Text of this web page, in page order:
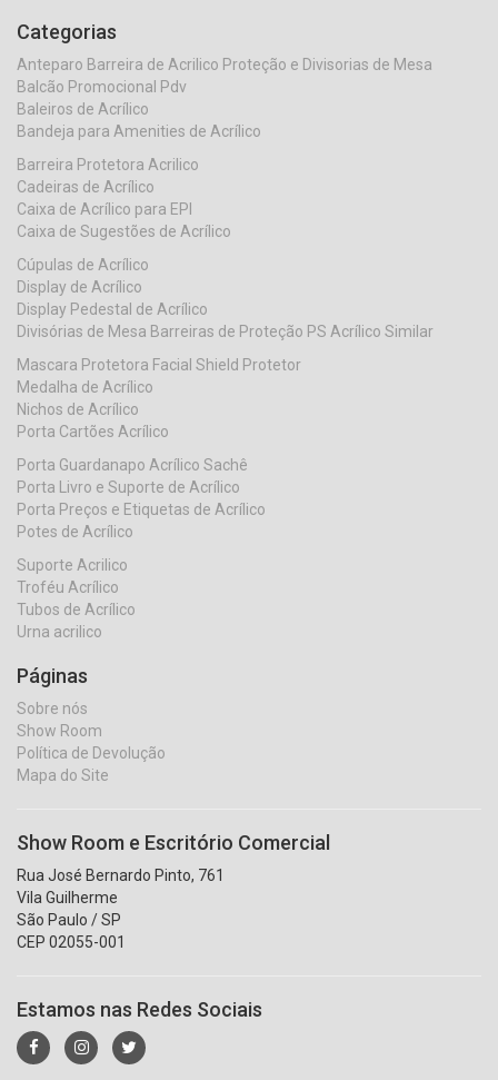
Categorias
Anteparo Barreira de Acrilico Proteção e Divisorias de Mesa
Balcão Promocional Pdv
Baleiros de Acrílico
Bandeja para Amenities de Acrílico
Barreira Protetora Acrilico
Cadeiras de Acrílico
Caixa de Acrílico para EPI
Caixa de Sugestões de Acrílico
Cúpulas de Acrílico
Display de Acrílico
Display Pedestal de Acrílico
Divisórias de Mesa Barreiras de Proteção PS Acrílico Similar
Mascara Protetora Facial Shield Protetor
Medalha de Acrílico
Nichos de Acrílico
Porta Cartões Acrílico
Porta Guardanapo Acrílico Sachê
Porta Livro e Suporte de Acrílico
Porta Preços e Etiquetas de Acrílico
Potes de Acrílico
Suporte Acrilico
Troféu Acrílico
Tubos de Acrílico
Urna acrilico
Páginas
Sobre nós
Show Room
Política de Devolução
Mapa do Site
Show Room e Escritório Comercial
Rua José Bernardo Pinto, 761
Vila Guilherme
São Paulo / SP
CEP 02055-001
Estamos nas Redes Sociais